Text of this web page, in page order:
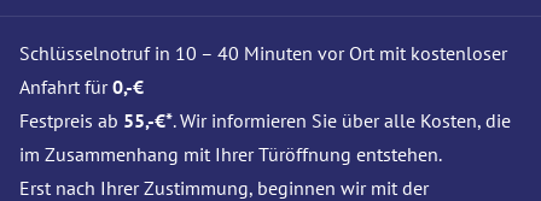
Schlüsselnotruf in 10 – 40 Minuten vor Ort mit kostenloser
Anfahrt für0,-€
Festpreis ab 55,-€*. Wir informieren Sie über alle Kosten, die
im Zusammenhang mit Ihrer Türöffnung entstehen.
Erst nach Ihrer Zustimmung, beginnen wir mit der